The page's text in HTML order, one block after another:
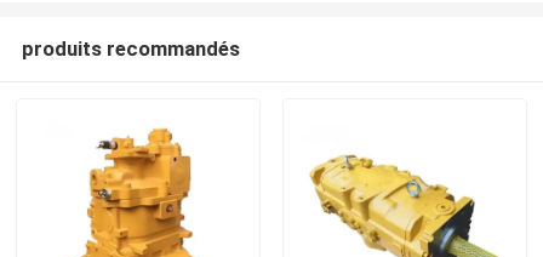
produits recommandés